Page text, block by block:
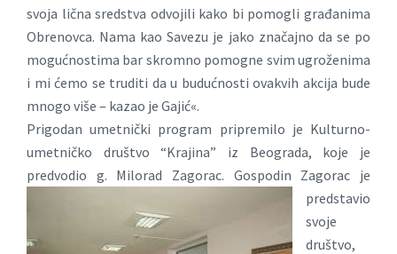
svoja lična sredstva odvojili kako bi pomogli građanima
Obrenovca. Nama kao Savezu je jako značajno da se po
mogućnostima bar skromno pomogne svim ugroženima
i mi ćemo se truditi da u budućnosti ovakvih akcija bude
mnogo više – kazao je Gajić«.
Prigodan umetnički program pripremilo je Kulturno-
umetničko društvo “Krajina” iz Beograda, koje je
predvodio g. Milorad Zagorac. Gospodin Zagorac je
predstavio
svoje
društvo,